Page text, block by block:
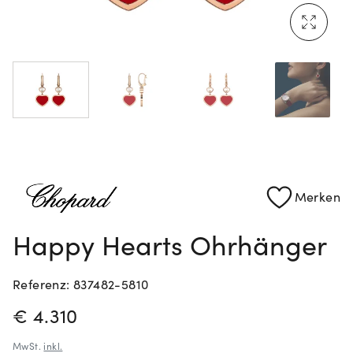
Rolex Certified Pre-Owned entdecken
Merken
Happy Hearts Ohrhänger
Referenz: 837482-5810
PREISINFORMATIONEN
€ 4.310
MwSt. inkl.